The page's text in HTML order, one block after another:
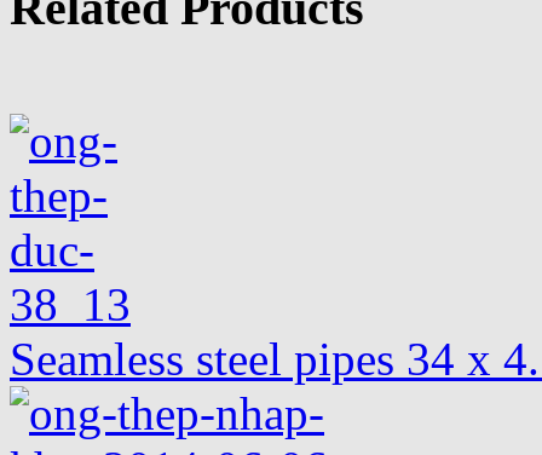
Seamless steel pipes 34 x